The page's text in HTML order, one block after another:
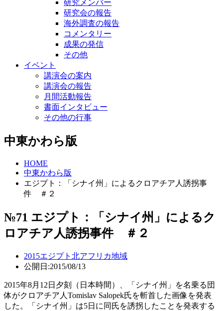
研究メンバー
研究会の報告
海外調査の報告
コメンタリー
成果の発信
その他
イベント
講演会の案内
講演会の報告
月間活動報告
書面インタビュー
その他の行事
中東かわら版
HOME
中東かわら版
エジプト：「シナイ州」によるクロアチア人誘拐事
件 ＃２
№71 エジプト：「シナイ州」によるク
ロアチア人誘拐事件 ＃２
2015エジプト 北アフリカ地域
公開日:2015/08/13
2015年8月12日夕刻（日本時間）、「シナイ州」を名乗る団
体がクロアチア人Tomislav Salopek氏を斬首した画像を発表
した。「シナイ州」は5日に同氏を誘拐したことを発表する